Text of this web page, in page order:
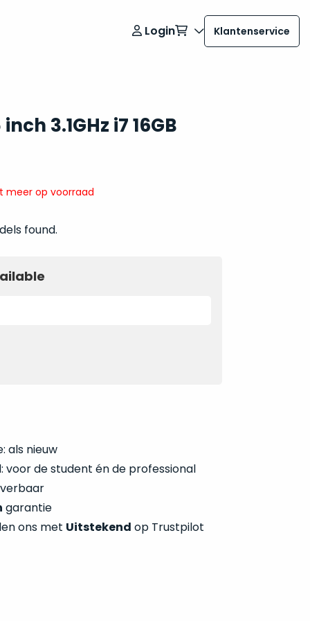
Login Klantenservice
3.1GHz i7 16GB
meer op voorraad
found.
als nieuw
voor de student én de professional
garantie
ons met Uitstekend op Trustpilot